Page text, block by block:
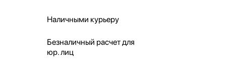
Наличными курьеру
Безналичный расчет для
юр. лиц